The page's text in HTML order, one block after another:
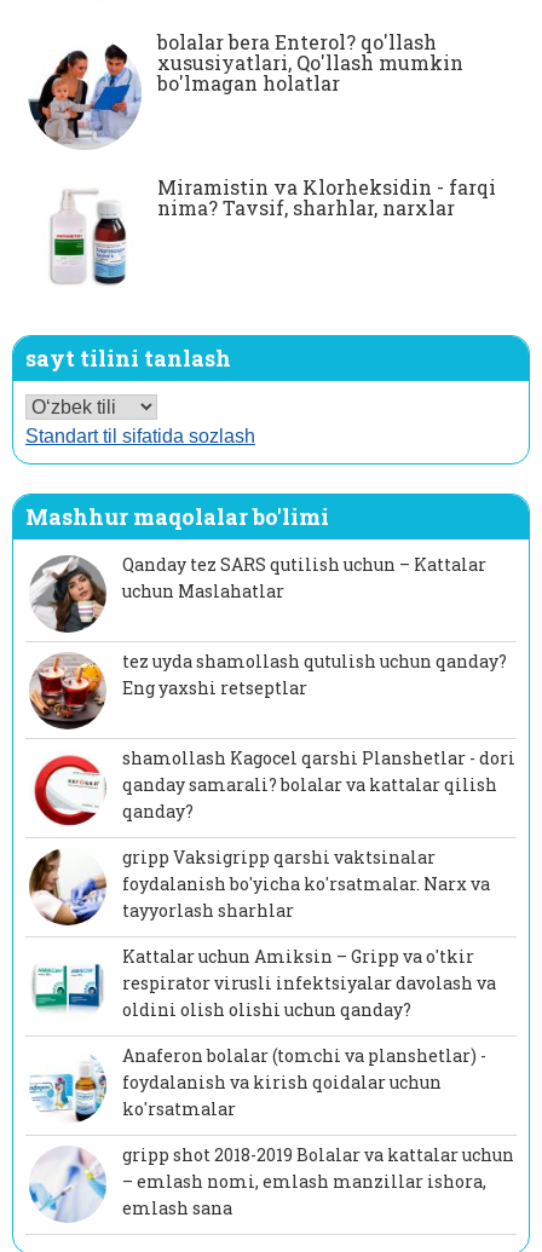
bolalar bera Enterol? qo'llash
xususiyatlari, Qo'llash mumkin
bo'lmagan holatlar
Miramistin va Klorheksidin - farqi
nima? Tavsif, sharhlar, narxlar
sayt tilini tanlash
Standart til sifatida sozlash
Mashhur maqolalar bo'limi
Qanday tez SARS qutilish uchun – Kattalar
uchun Maslahatlar
tez uyda shamollash qutulish uchun qanday?
Eng yaxshi retseptlar
shamollash Kagocel qarshi Planshetlar - dori
qanday samarali? bolalar va kattalar qilish
qanday?
gripp Vaksigripp qarshi vaktsinalar
foydalanish bo'yicha ko'rsatmalar. Narx va
tayyorlash sharhlar
Kattalar uchun Amiksin – Gripp va o'tkir
respirator virusli infektsiyalar davolash va
oldini olish olishi uchun qanday?
Anaferon bolalar (tomchi va planshetlar) -
foydalanish va kirish qoidalar uchun
ko'rsatmalar
gripp shot 2018-2019 Bolalar va kattalar uchun
– emlash nomi, emlash manzillar ishora,
emlash sana